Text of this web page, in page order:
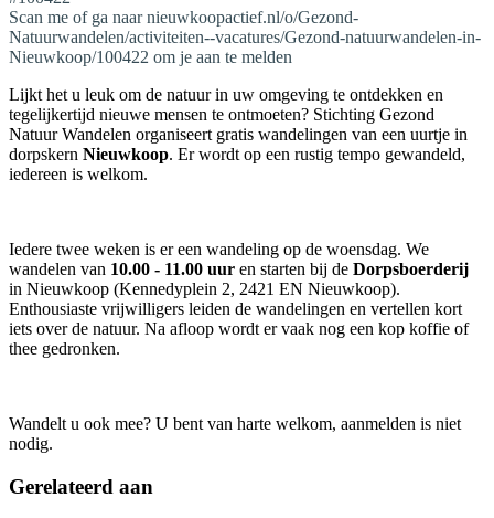
Scan me of ga naar nieuwkoopactief.nl/o/Gezond-
Natuurwandelen/activiteiten--vacatures/Gezond-natuurwandelen-in-
Nieuwkoop/100422 om je aan te melden
Lijkt het u leuk om de natuur in uw omgeving te ontdekken en
tegelijkertijd nieuwe mensen te ontmoeten? Stichting Gezond
Natuur Wandelen organiseert gratis wandelingen van een uurtje in
dorpskern Nieuwkoop. Er wordt op een rustig tempo gewandeld,
iedereen is welkom.
Iedere twee weken is er een wandeling op de woensdag. We
wandelen van 10.00 - 11.00 uur en starten bij de Dorpsboerderij
in Nieuwkoop (Kennedyplein 2, 2421 EN Nieuwkoop).
Enthousiaste vrijwilligers leiden de wandelingen en vertellen kort
iets over de natuur. Na afloop wordt er vaak nog een kop koffie of
thee gedronken.
Wandelt u ook mee? U bent van harte welkom, aanmelden is niet
nodig.
Gerelateerd aan